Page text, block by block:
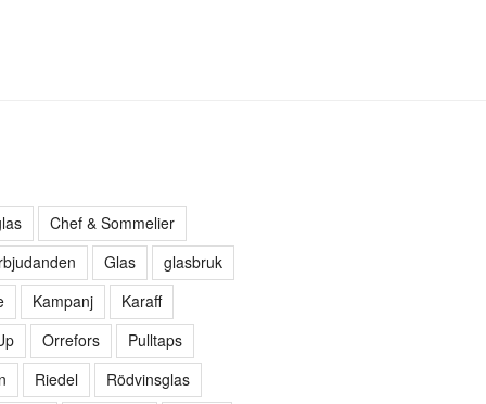
Chef & Sommelier
Glas
glasbruk
Kampanj
Karaff
Orrefors
Pulltaps
Riedel Rödvinsglas